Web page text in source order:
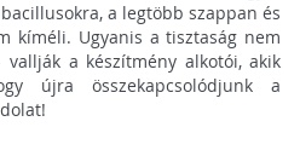
a legtöbb szappan és
kíméli. Ugyanis a tisztaság nem
a készítmény alkotói, akik
újra összekapcsolódjunk a